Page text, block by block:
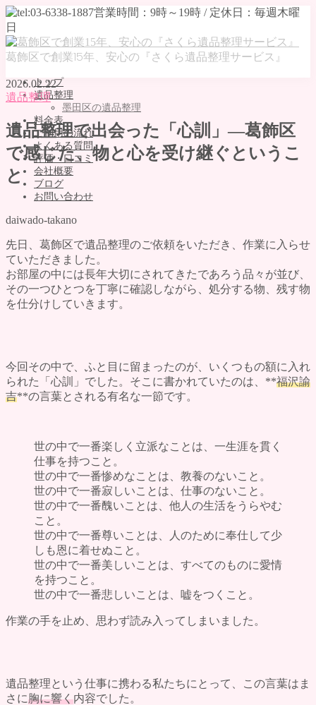
葛飾区で創業15年、安心の『さくら遺品整理サービス』
トップ
遺品整理
墨田区の遺品整理
料金表
ご利用の流れ
よくある質問
評価・口コミ
会社概要
ブログ
お問い合わせ
MENU
トップ
遺品整理
墨田区の遺品整理
料金表
ご利用の流れ
ブログ
お問い合わせ
2026.02.22
遺品整理
遺品整理で出会った「心訓」―葛飾区
で感じた、物と心を受け継ぐというこ
と
daiwado-takano
先日、葛飾区で遺品整理のご依頼をいただき、作業に入らせ
ていただきました。
お部屋の中には長年大切にされてきたであろう品々が並び、
その一つひとつを丁寧に確認しながら、処分する物、残す物
を仕分けしていきます。
今回その中で、ふと目に留まったのが、いくつもの額に入れ
られた「心訓」でした。そこに書かれていたのは、**福沢諭
吉**の言葉とされる有名な一節です。
世の中で一番楽しく立派なことは、一生涯を貫く
仕事を持つこと。
世の中で一番惨めなことは、教養のないこと。
世の中で一番寂しいことは、仕事のないこと。
世の中で一番醜いことは、他人の生活をうらやむ
こと。
世の中で一番尊いことは、人のために奉仕して少
しも恩に着せぬこと。
世の中で一番美しいことは、すべてのものに愛情
を持つこと。
世の中で一番悲しいことは、嘘をつくこと。
作業の手を止め、思わず読み入ってしまいました。
遺品整理という仕事に携わる私たちにとって、この言葉はま
さに胸に響く内容でした。